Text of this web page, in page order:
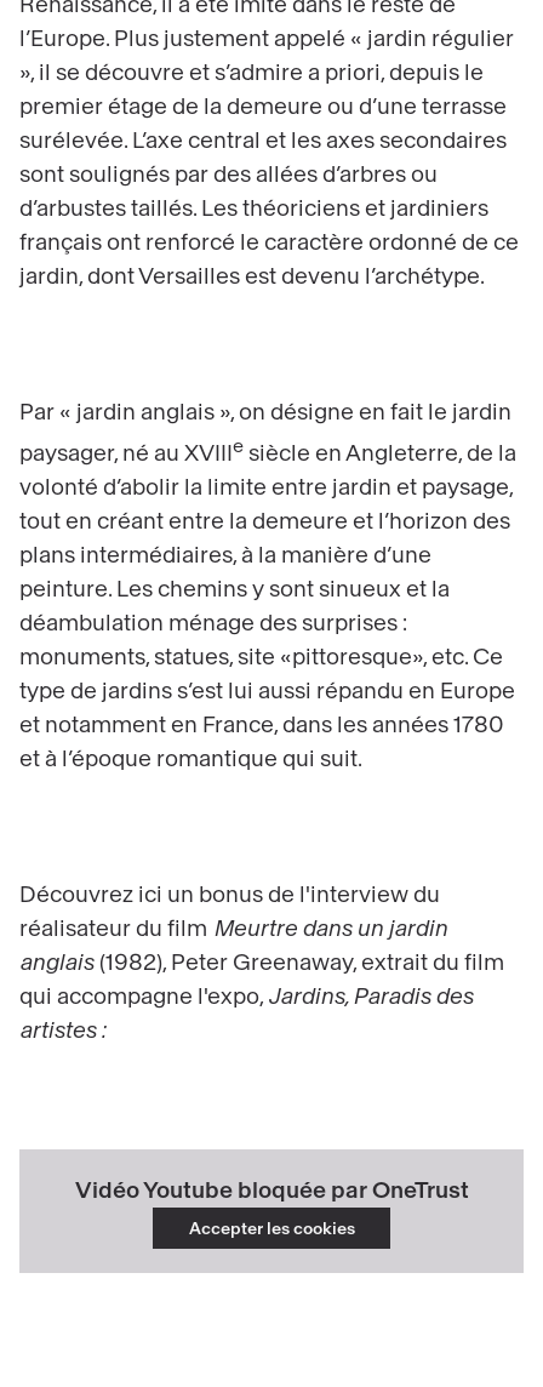
Renaissance, il a été imité dans le reste de
l’Europe. Plus justement appelé « jardin régulier
», il se découvre et s’admire a priori, depuis le
premier étage de la demeure ou d’une terrasse
surélevée. L’axe central et les axes secondaires
sont soulignés par des allées d’arbres ou
d’arbustes taillés. Les théoriciens et jardiniers
français ont renforcé le caractère ordonné de ce
jardin, dont Versailles est devenu l’archétype.
Par « jardin anglais », on désigne en fait le jardin
paysager, né au XVIII e siècle en Angleterre, de la
volonté d’abolir la limite entre jardin et paysage,
tout en créant entre la demeure et l’horizon des
plans intermédiaires, à la manière d’une
peinture. Les chemins y sont sinueux et la
déambulation ménage des surprises :
monuments, statues, site «pittoresque», etc. Ce
type de jardins s’est lui aussi répandu en Europe
et notamment en France, dans les années 1780
et à l’époque romantique qui suit.
Découvrez ici un bonus de l'interview du
réalisateur du film Meurtre dans un jardin
anglais(1982), Peter Greenaway, extrait du film
qui accompagne l'expo, Jardins, Paradis des
artistes :
Vidéo Youtube bloquée par OneTrust
Accepter les cookies